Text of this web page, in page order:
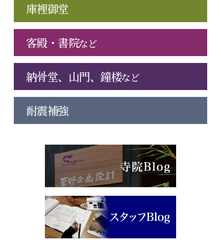
庫裡御堂
客殿・書院など
納骨堂、山門、鐘楼など
耐震補強